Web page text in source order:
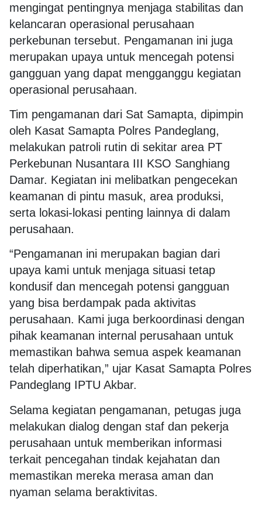
mengingat pentingnya menjaga stabilitas dan
kelancaran operasional perusahaan
perkebunan tersebut. Pengamanan ini juga
merupakan upaya untuk mencegah potensi
gangguan yang dapat mengganggu kegiatan
operasional perusahaan.
Tim pengamanan dari Sat Samapta, dipimpin
oleh Kasat Samapta Polres Pandeglang,
melakukan patroli rutin di sekitar area PT
Perkebunan Nusantara III KSO Sanghiang
Damar. Kegiatan ini melibatkan pengecekan
keamanan di pintu masuk, area produksi,
serta lokasi-lokasi penting lainnya di dalam
perusahaan.
“Pengamanan ini merupakan bagian dari
upaya kami untuk menjaga situasi tetap
kondusif dan mencegah potensi gangguan
yang bisa berdampak pada aktivitas
perusahaan. Kami juga berkoordinasi dengan
pihak keamanan internal perusahaan untuk
memastikan bahwa semua aspek keamanan
telah diperhatikan,” ujar Kasat Samapta Polres
Pandeglang IPTU Akbar.
Selama kegiatan pengamanan, petugas juga
melakukan dialog dengan staf dan pekerja
perusahaan untuk memberikan informasi
terkait pencegahan tindak kejahatan dan
memastikan mereka merasa aman dan
nyaman selama beraktivitas.